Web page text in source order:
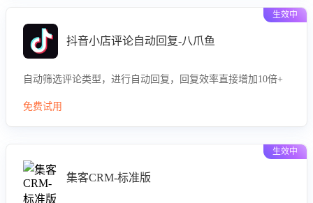
生效中
抖音小店评论自动回复-八爪鱼
自动筛选评论类型，进行自动回复，回复效率直接增加10倍+
免费试用
生效中
集客CRM-标准版